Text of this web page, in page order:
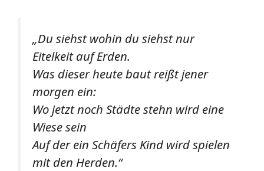
„Du siehst wohin du siehst nur
Eitelkeit auf Erden.
Was dieser heute baut reißt jener
morgen ein:
Wo jetzt noch Städte stehn wird eine
Wiese sein
Auf der ein Schäfers Kind wird spielen
mit den Herden.“